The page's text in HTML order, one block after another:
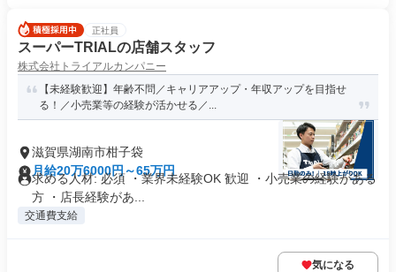
正社員
スーパーTRIALの店舗スタッフ
株式会社トライアルカンパニー
【未経験歓迎】年齢不問／キャリアアップ・年収アップを目指せ
る！／小売業等の経験が活かせる／...
滋賀県湖南市柑子袋
月給20万6000円～65万円
求める人材: 必須 ・業界未経験OK 歓迎 ・小売業の経験がある
方 ・店長経験があ...
交通費支給
気になる